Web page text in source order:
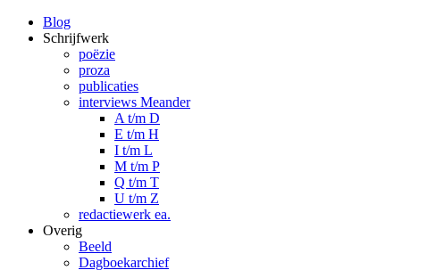
Blog
Schrijfwerk
poëzie
proza
publicaties
interviews Meander
A t/m D
E t/m H
I t/m L
M t/m P
Q t/m T
U t/m Z
redactiewerk ea.
Overig
Beeld
Dagboekarchief